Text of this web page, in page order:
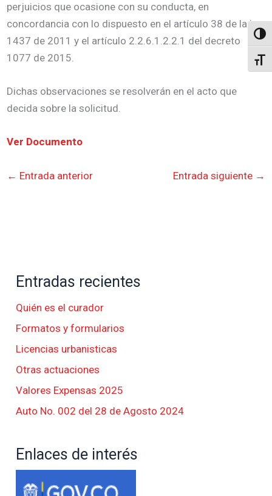
perjuicios que ocasione con su conducta, en
concordancia con lo dispuesto en el artículo 38 de la ley
1437 de 2011 y el artículo 2.2.6.1.2.2.1 del decreto
1077 de 2015.
Dichas observaciones se resolverán en el acto que
decida sobre la solicitud.
Ver Documento
← Entrada anterior Entrada siguiente →
Entradas recientes
Quién es el curador
Formatos y formularios
Licencias urbanisticas
Otras actuaciones
Valores Expensas 2025
Auto No. 002 del 28 de Agosto 2024
Enlaces de interés